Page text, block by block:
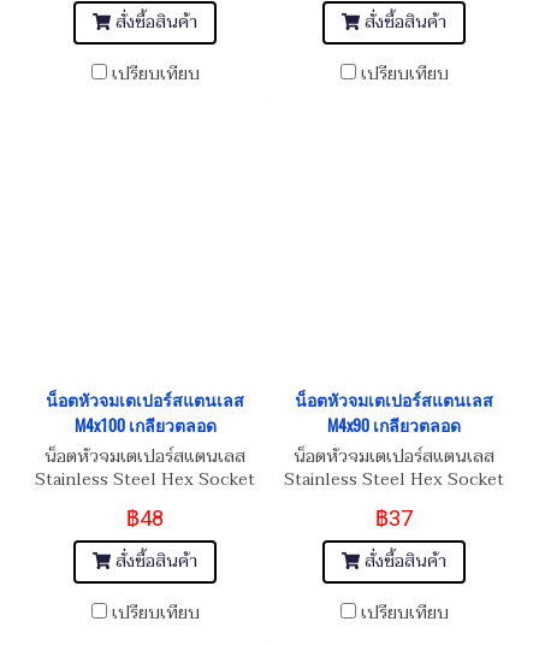
สั่งซื้อสินค้า
เปรียบเทียบ
สั่งซื้อสินค้า
เปรียบเทียบ
น็อตหัวจมเตเปอร์สแตนเลส
M4x100 เกลียวตลอด
น็อตหัวจมเตเปอร์สแตนเลส
Stainless Steel Hex Socket
Taper Head Screw M4x100
฿48
สั่งซื้อสินค้า
เปรียบเทียบ
น็อตหัวจมเตเปอร์สแตนเลส
M4x90 เกลียวตลอด
น็อตหัวจมเตเปอร์สแตนเลส
Stainless Steel Hex Socket
Taper Head Screw M4x90
฿37
สั่งซื้อสินค้า
เปรียบเทียบ